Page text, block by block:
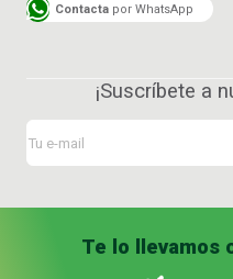
Contacta por WhatsApp
¡Suscríbete a
Te lo llevamos